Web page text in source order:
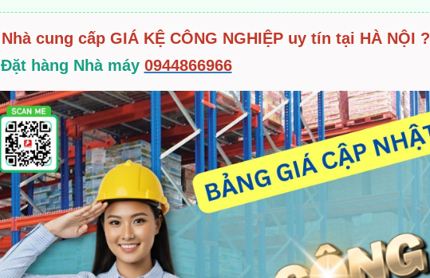
Nhà cung cấp GIÁ KỆ CÔNG NGHIỆP uy tín tại HÀ NỘI ?
Đặt hàng Nhà máy 0944866966